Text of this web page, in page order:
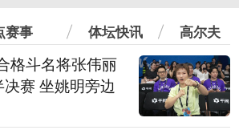
赛事 体坛快讯 高尔夫
格斗名将张伟丽
赛 坐姚明旁边